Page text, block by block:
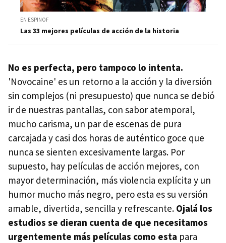
EN ESPINOF
Las 33 mejores películas de acción de la historia
No es perfecta, pero tampoco lo intenta.
'Novocaine' es un retorno a la acción y la diversión
sin complejos (ni presupuesto) que nunca se debió
ir de nuestras pantallas, con sabor atemporal,
mucho carisma, un par de escenas de pura
carcajada y casi dos horas de auténtico goce que
nunca se sienten excesivamente largas. Por
supuesto, hay películas de acción mejores, con
mayor determinación, más violencia explícita y un
humor mucho más negro, pero esta es su versión
amable, divertida, sencilla y refrescante. Ojalá los
estudios se dieran cuenta de que necesitamos
urgentemente más películas como esta para